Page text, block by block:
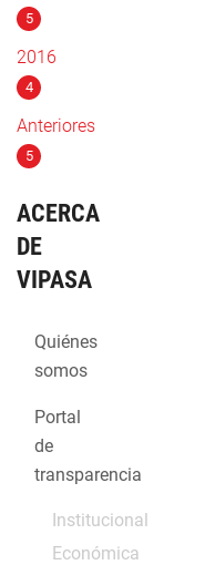
5
2016
4
Anteriores
5
ACERCA
DE
VIPASA
Quiénes
somos
Portal
de
transparencia
Institucional
Económica